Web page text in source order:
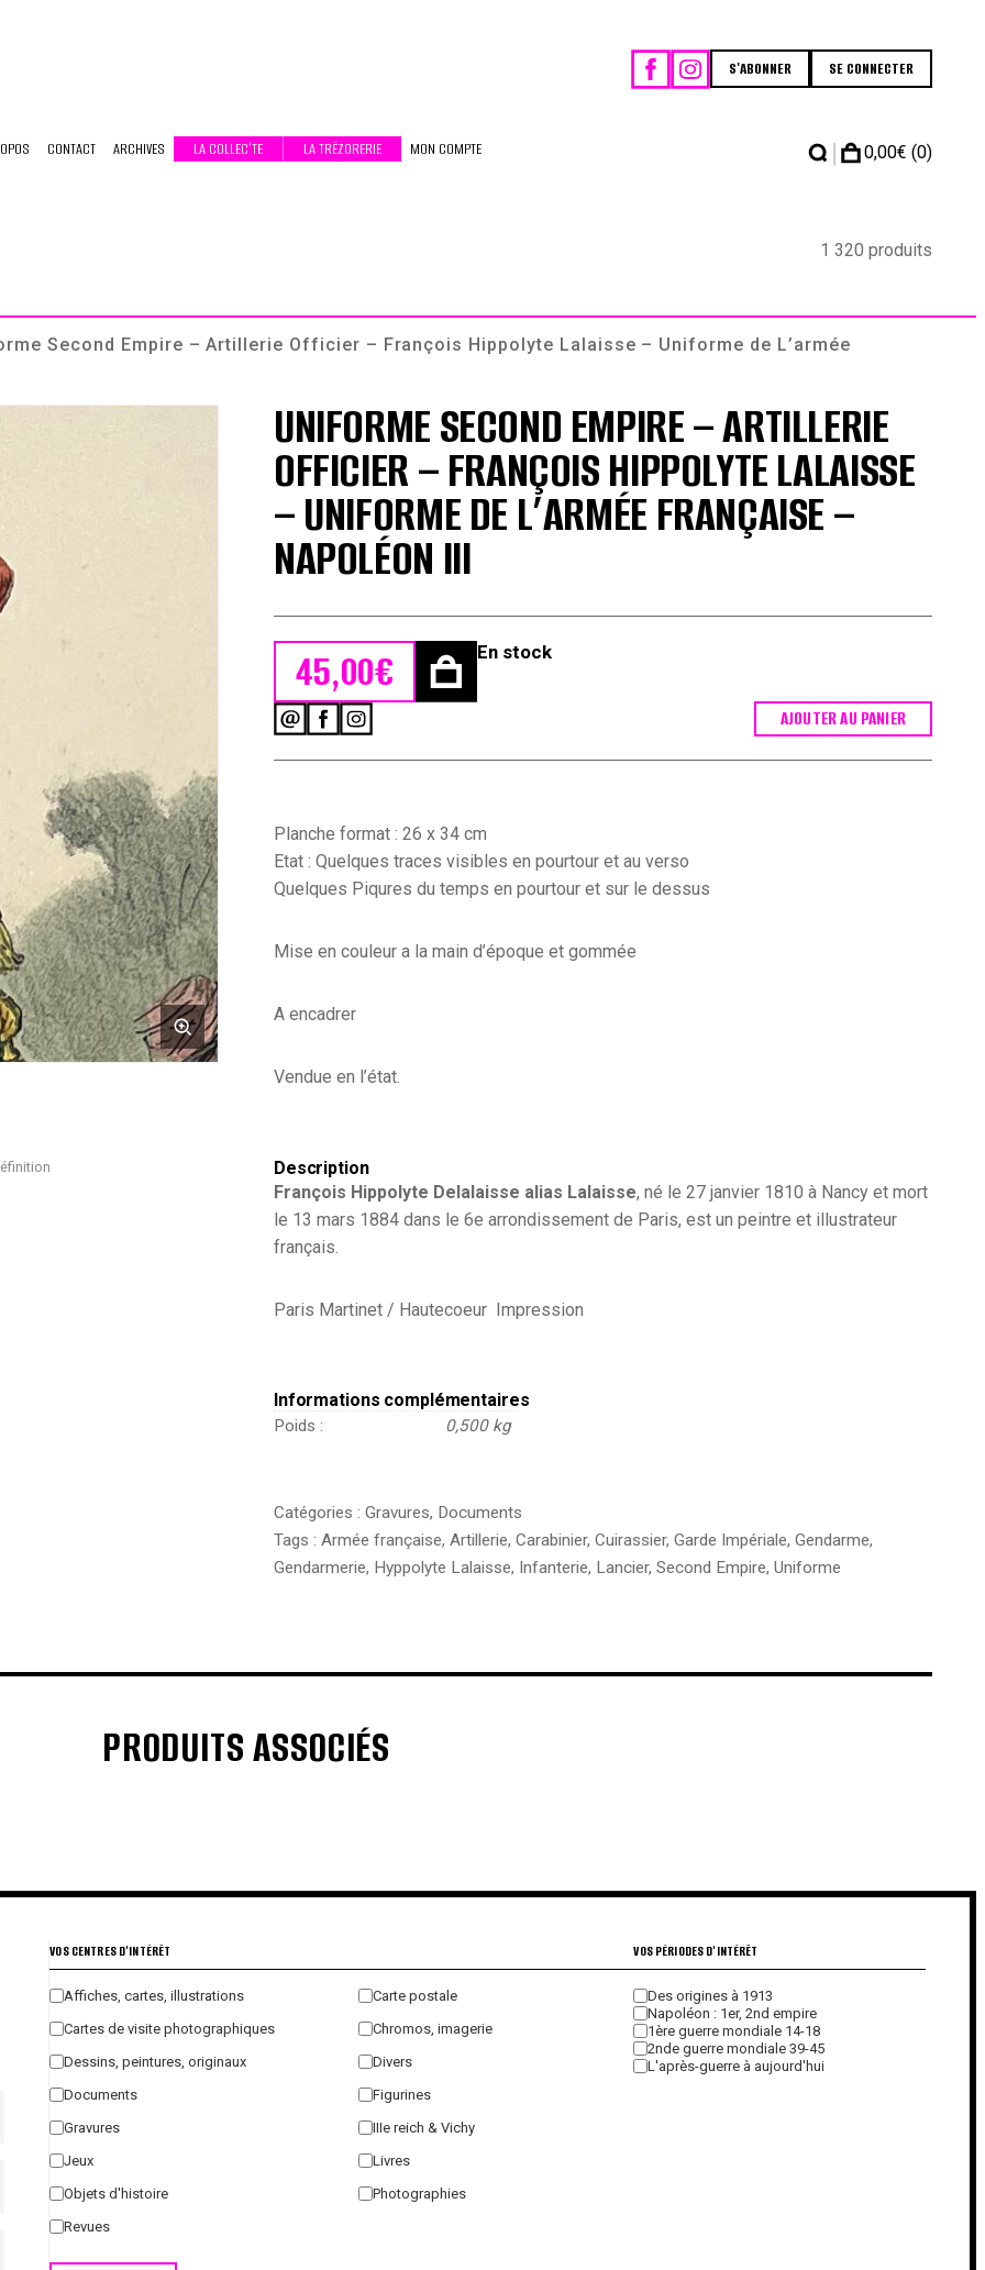
S'ABONNER SE CONNECTER
CONTACT ARCHIVES LA COLLEC’TE LA TRÉZORERIE MON COMPTE | 0,00€ (0)
1 320 produits
Second Empire – Artillerie Officier – François Hippolyte Lalaisse – Uniforme de L’armée
UNIFORME SECOND EMPIRE – ARTILLERIE
OFFICIER – FRANÇOIS HIPPOLYTE LALAISSE
– UNIFORME DE L’ARMÉE FRANÇAISE –
NAPOLÉON III
45,00€ En stock
-
Artillerie
Officier
-
Lalaisse
-
AJOUTER AU PANIER
Planche format : 26 x 34 cm
Etat : Quelques traces visibles en pourtour et au verso
Quelques Piqures du temps en pourtour et sur le dessus
Mise en couleur a la main d’époque et gommée
A encadrer
Vendue en l’état.
Description
François Hippolyte Delalaisse alias Lalaisse, né le 27 janvier 1810 à Nancy et mort
le 13 mars 1884dans le 6e arrondissement de Paris, est un peintre et illustrateur
français.
Paris Martinet / Hautecoeur Impression
Informations complémentaires
Poids 0,500 kg
Catégories : Gravures, Documents
Tags : Armée française, Artillerie, Carabinier, Cuirassier, Garde Impériale, Gendarme,
Gendarmerie, Hyppolyte Lalaisse, Infanterie, Lancier, Second Empire, Uniforme
PRODUITS ASSOCIÉS
VOS CENTRES D'INTÉRÊT
Affiches, cartes, illustrations
Carte postale
Cartes de visite photographiques
Chromos, imagerie
Dessins, peintures, originaux
Divers
Documents
Figurines
Gravures
IIIe reich & Vichy
Jeux
Livres
Objets d'histoire
Photographies
Revues
VOS PÉRIODES D'INTÉRÊT
Des origines à 1913
Napoléon : 1er, 2nd empire
1ère guerre mondiale 14-18
2nde guerre mondiale 39-45
L'après-guerre à aujourd'hui